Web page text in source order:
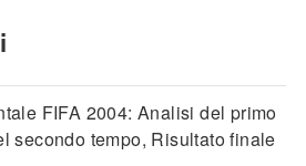
FIFA 2004: Analisi del primo
secondo tempo, Risultato finale